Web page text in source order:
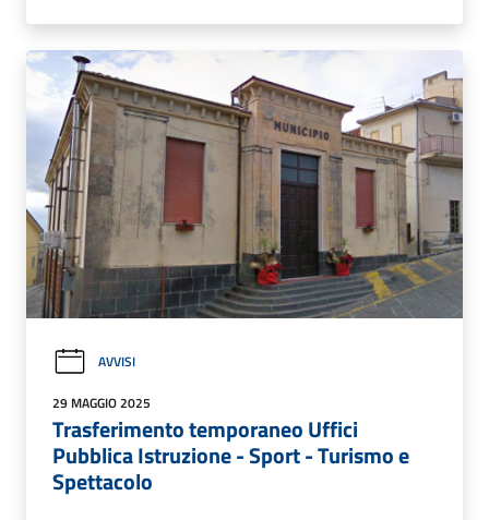
AVVISI
29 MAGGIO 2025
Trasferimento temporaneo Uffici
Pubblica Istruzione - Sport - Turismo e
Spettacolo